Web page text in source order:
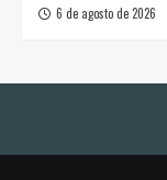
6 de agosto de 2026